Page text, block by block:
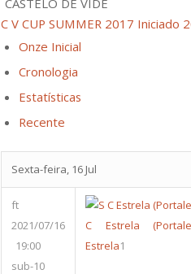
CASTELO DE VIDE
C V CUP SUMMER 2017 Iniciado
Onze Inicial
Cronologia
Estatísticas
Recente
Sexta-feira, 16 Jul
ft
2021/07/16
19:00
sub-10
C Estrela
Estrela1